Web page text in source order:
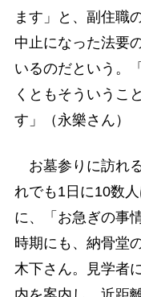
ます」と、副住職
中止になった法要
いるのだという。
くともそういうこ
す」（永樂さん）
お墓参りに訪れ
れでも1日に10数
に、「お急ぎの事
時期にも、納骨堂
木下さん。見学者